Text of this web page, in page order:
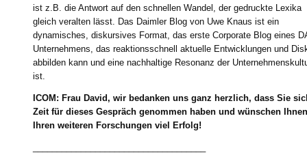
ist z.B. die Antwort auf den schnellen Wandel, der gedruckte Lexika
gleich veralten lässt. Das Daimler Blog von Uwe Knaus ist ein
dynamisches, diskursives Format, das erste Corporate Blog eines
Unternehmens, das reaktionsschnell aktuelle Entwicklungen und
abbilden kann und eine nachhaltige Resonanz der
ist.
ICOM: Frau David, wir bedanken uns ganz herzlich, dass Sie
Zeit für dieses Gespräch genommen haben und wünschen
Ihren weiteren Forschungen viel Erfolg!